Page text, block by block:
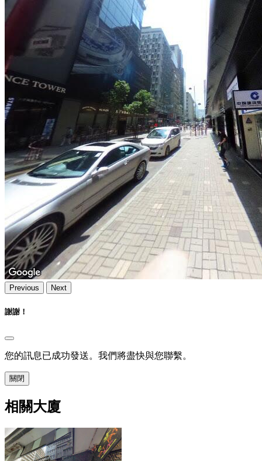
Previous Next
謝謝！
您的訊息已成功發送。我們將盡快與您聯繫。
關閉
相關大廈